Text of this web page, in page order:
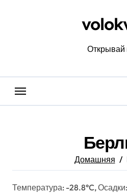
Открывай
Домашняя
Температура: -28.8°C,